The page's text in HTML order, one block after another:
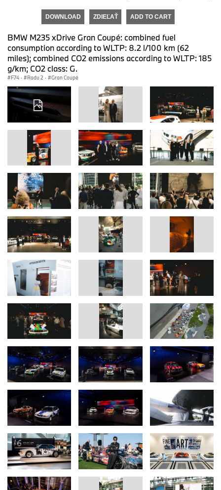
DOWNLOAD ZDIEĽAŤ ADD TO CART
BMW M235 xDrive Gran Coupé: combined fuel
consumption according to WLTP: 8.2 l/100 km (62
miles); combined CO2 emissions according to WLTP: 185
g/km; CO2 class: G.
F74 · Radu 2 · Gran Coupé